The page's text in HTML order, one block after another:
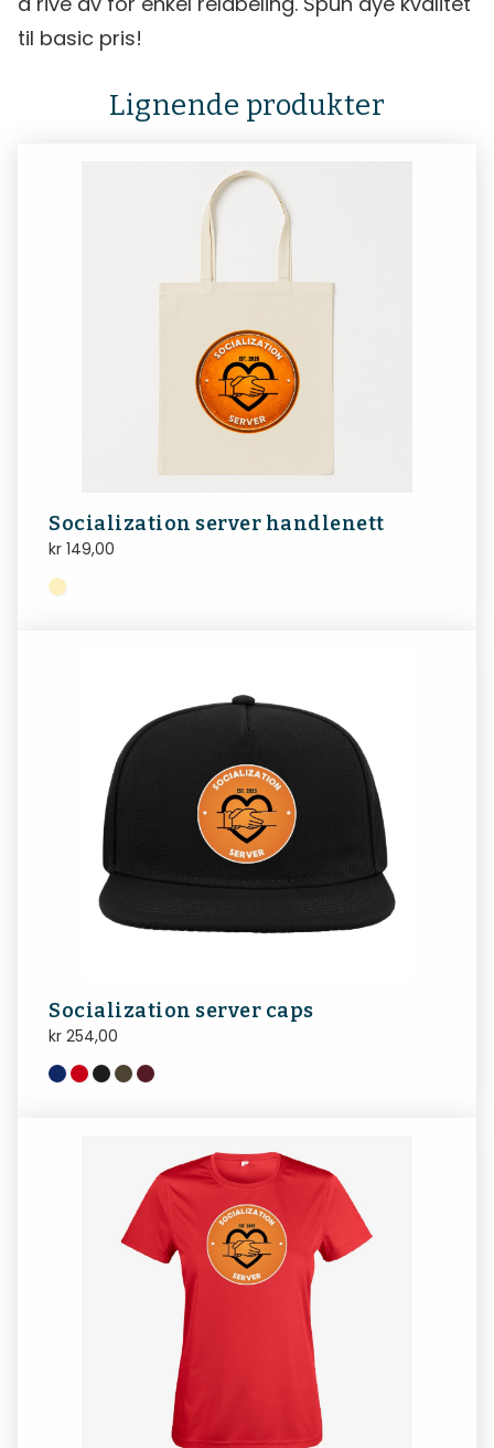
til basic pris!
Lignende produkter
Socialization server handlenett
kr 149,00
Socialization server caps
kr 254,00